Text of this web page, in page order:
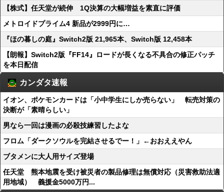
【株式】任天堂が続伸 1Q決算の大幅増益を素直に評価
メトロイドプライム4 新品が2999円に…
『ほの暮しの庭』Switch2版 21,965本、Switch版 12,458本
【朗報】Switch2版『FF14』ロードが長くなる不具合の修正パッチ
を本日配信
カンダタ速報
イオン、ポケモンカードは「小中学生にしか売らない」 転売対策の
決断が「素晴らしい」
男なら一回は漫画の必殺技練習したよな
フロム「ダークソウルを完結させるでー！」←おおええやん
ブタメンに大人用サイズ登場
任天堂 熊本地震を受け被災者の製品修理は無償対応（災害救助法適
用地域） 義援金5000万円...